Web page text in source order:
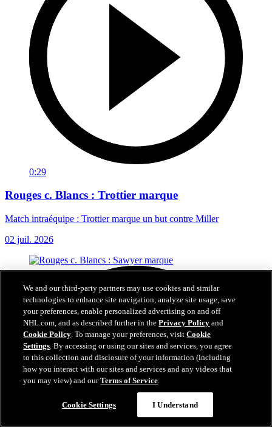
0:29
Rouges c. Blancs : Trottier marque
Match intraéquipe : Trottier marque un but contre Miller
02 juil. 2026
We and our third-party partners may use cookies and similar
technologies to enhance site navigation, analyze site usage, save
your preferences, enable personalized advertising on and off
NHL.com, and as described further in thePrivacy Policy and
Cookie Policy. To manage your preferences, visitCookie
Settings. By accessing or using our sites and services, you agree
to this collection and disclosure of your information (including
how you interact with our sites and services and any videos that
you may view) and ourTerms of Service.
Cookie Settings I Understand